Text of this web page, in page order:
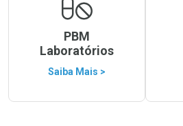
PBM
Laboratórios
Saiba Mais >